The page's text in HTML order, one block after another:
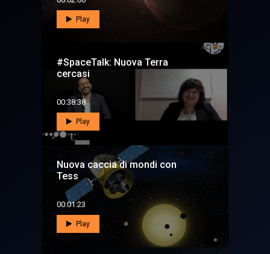
Play
#SpaceTalk: Nuova Terra
cercasi
00:38:38
Play
Nuova caccia di mondi con
Tess
00:01:23
Play